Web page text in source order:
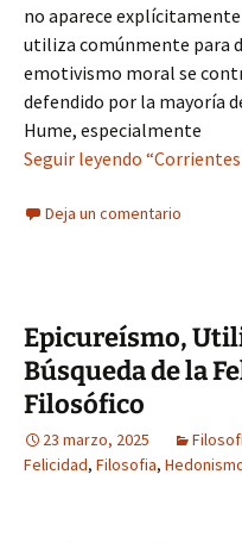
no aparece
utiliza comúnmente para
emotivismo moral se
defendido por la mayoría
Hume, especialmente
Seguir leyendo
Deja un comentario
Epicureísmo,
Búsqueda de la
Filosófico
23 marzo, 2025
Felicidad, Filosofia,